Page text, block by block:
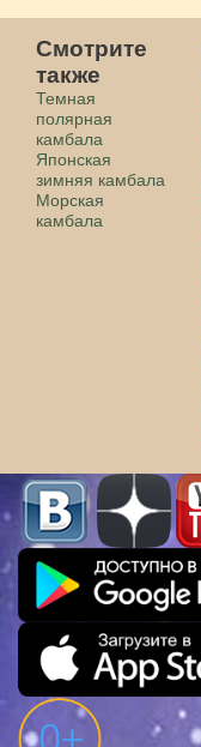
Смотрите
также
Темная
полярная
камбала
Японская
зимняя камбала
Морская
камбала